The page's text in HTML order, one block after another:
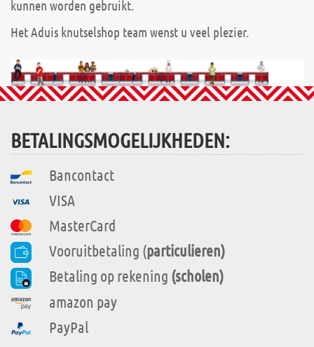
kunnen worden gebruikt.
Het Aduis knutselshop team wenst u veel plezier.
BETALINGSMOGELIJKHEDEN:
Bancontact
VISA
MasterCard
Vooruitbetaling (particulieren)
Betaling op rekening (scholen)
amazon pay
PayPal